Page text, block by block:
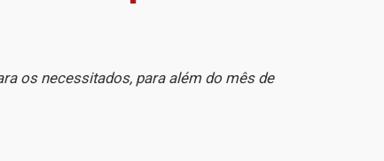
os necessitados, para além do mês de